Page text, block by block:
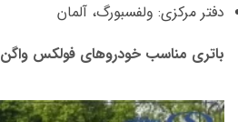
دفتر مرکزی: ولفسبورگ، آلمان
باتری مناسب خودروهای فولکس واگن